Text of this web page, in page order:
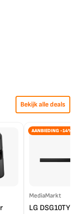
Bekijk alle deals
AANBIEDING -14%
MediaMarkt
LG DSG10TY